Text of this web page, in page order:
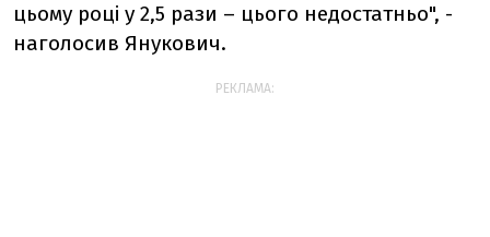
цьому році у 2,5 рази – цього недостатньо", -
наголосив Янукович.
РЕКЛАМА: